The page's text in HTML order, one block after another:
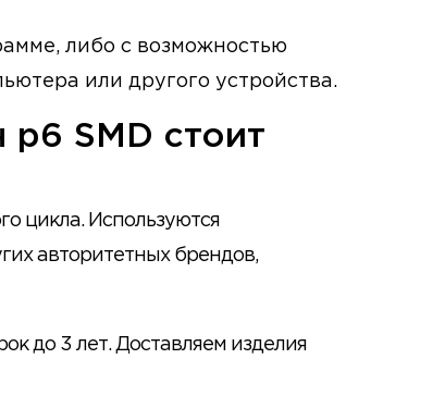
либо с возможностью
или другого устройства.
p6 SMD стоит
цикла. Используются
авторитетных брендов,
до 3 лет. Доставляем изделия